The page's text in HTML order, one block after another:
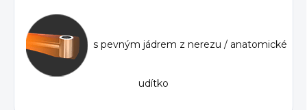
s pevným jádrem z nerezu / anatomické
udítko